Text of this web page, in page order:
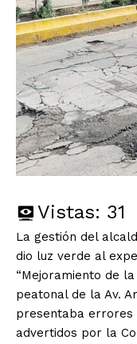
Vistas: 31
La gestión del
dio luz verde al
“Mejoramiento de
peatonal de la Av.
presentaba errores
advertidos por la